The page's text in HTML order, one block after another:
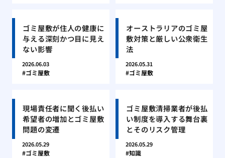
ゴミ屋敷が住人の健康に
与える深刻かつ目に見え
ない影響
2026.06.03
ゴミ屋敷
オーストラリアのゴミ屋
敷対策と厳しい公衆衛生
法
2026.05.31
ゴミ屋敷
現場責任者に聞く後払い
希望者の増加とゴミ屋敷
問題の変遷
2026.05.29
ゴミ屋敷
ゴミ屋敷清掃業者が後払
い制度を導入する舞台裏
とそのリスク管理
2026.05.29
知識